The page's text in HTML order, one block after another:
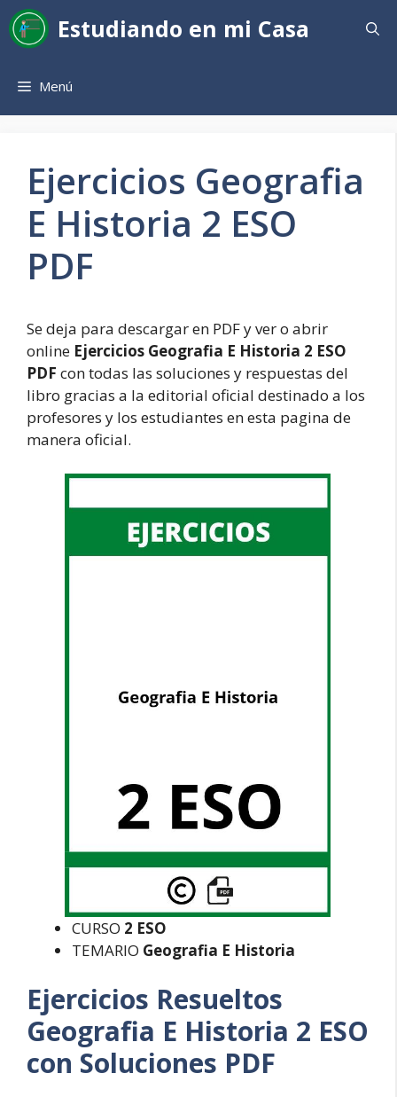
Saltar
al
contenido
Estudiando en mi Casa
Menú
Ejercicios Geografia
E Historia 2 ESO
PDF
Se deja para descargar en PDF y ver o abrir
online Ejercicios Geografia E Historia 2 ESO
PDF con todas las soluciones y respuestas del
libro gracias a la editorial oficial destinado a los
profesores y los estudiantes en esta pagina de
manera oficial.
CURSO 2 ESO
TEMARIO Geografia E Historia
Ejercicios Resueltos
Geografia E Historia 2 ESO
con Soluciones PDF